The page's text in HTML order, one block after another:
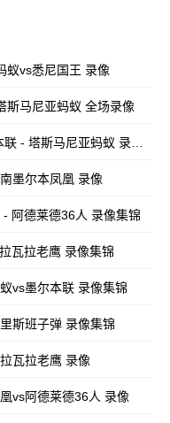
蚁vs悉尼国王 录像
斯马尼亚蚂蚁 全场录像
05月02日NBL(A)季后赛首轮G3 墨尔本联 - 塔斯马尼亚蚂蚁 录像集锦
墨尔本凤凰 录像
阿德莱德36人 录像集锦
瓦拉老鹰 录像集锦
vs墨尔本联 录像集锦
斯班子弹 录像集锦
瓦拉老鹰 录像
vs阿德莱德36人 录像